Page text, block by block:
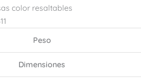
color resaltables
Peso
Dimensiones